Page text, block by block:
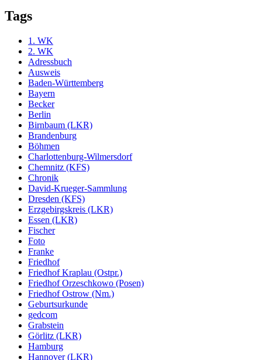
Tags
1. WK
2. WK
Adressbuch
Ausweis
Baden-Württemberg
Bayern
Becker
Berlin
Birnbaum (LKR)
Brandenburg
Böhmen
Charlottenburg-Wilmersdorf
Chemnitz (KFS)
Chronik
David-Krueger-Sammlung
Dresden (KFS)
Erzgebirgskreis (LKR)
Essen (LKR)
Fischer
Foto
Franke
Friedhof
Friedhof Kraplau (Ostpr.)
Friedhof Orzeschkowo (Posen)
Friedhof Ostrow (Nm.)
Geburtsurkunde
gedcom
Grabstein
Görlitz (LKR)
Hamburg
Hannover (LKR)